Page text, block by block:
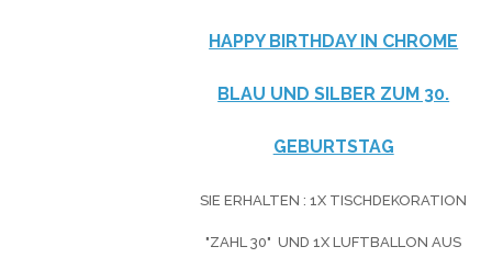
HAPPY BIRTHDAY IN CHROME
BLAU UND SILBER ZUM 30.
GEBURTSTAG
SIE ERHALTEN : 1X TISCHDEKORATION
"ZAHL 30" UND 1X LUFTBALLON AUS